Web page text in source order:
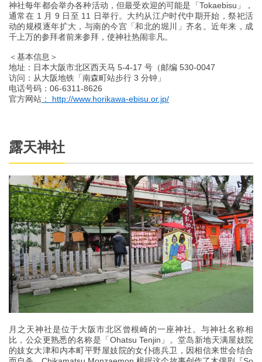
神社每年都会举办各种活动，但最受欢迎的可能是「Tokaebisu」，
通常在 1 月 9 日至 11 日举行。大约从江户时代中期开始，祭祀活
动的规模逐年扩大，与南的今宫「和北的堀川」齐名。近年来，成
千上万的参拜者前来参拜，使神社热闹非凡。
＜基本信息＞
地址：日本大阪市北区西天马 5-4-17 号（邮编 530-0047
访问：从大阪地铁「南森町站步行 3 分钟」
电话号码：06-6311-8626
官方网站 ： http://www.horikawa-ebisu.or.jp/
露天神社
月之天神社是位于大阪市北区曾根崎的一座神社。与神社名称相
比，公众更熟悉的名称是「Ohatsu Tenjin」。堂岛新地天满屋妓院
的妓女大津和内本町平野屋妓院的女仆德兵卫，因相信来世会结合